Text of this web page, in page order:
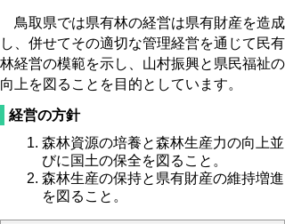
鳥取県では県有林の経営は県有財産を造成
し、併せてその適切な管理経営を通じて民有
林経営の模範を示し、山村振興と県民福祉の
向上を図ることを目的としています。
経営の方針
森林資源の培養と森林生産力の向上並
びに国土の保全を図ること。
森林生産の保持と県有財産の維持増進
を図ること。